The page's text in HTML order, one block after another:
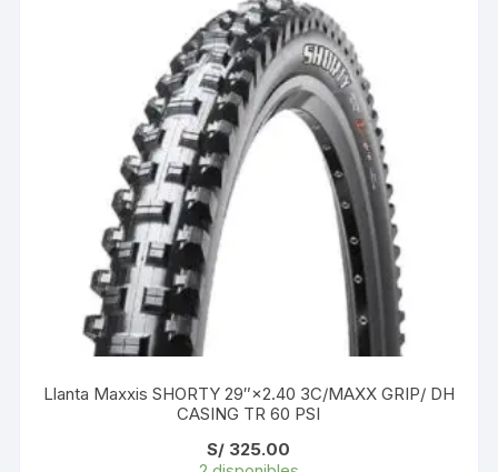
Llanta Maxxis SHORTY 29″×2.40 3C/MAXX GRIP/ DH
CASING TR 60 PSI
S/ 325.00